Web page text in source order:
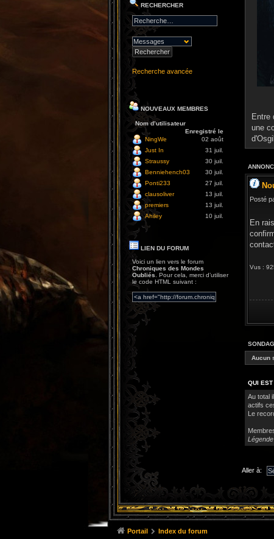
Entre
une
Posté
En
Vus :
Aucun
QUI
Au total
actifs
Le
Aller à:
RECHERCHER
Recherche avancée
NOUVEAUX MEMBRES
Nom d’utilisateur
Enregistré le
NingWe
02 août
Just In
31 juil.
Straussy
30 juil.
Benniehench03
30 juil.
Ponti233
27 juil.
clausoliver
13 juil.
premiers
13 juil.
Ahiley
10 juil.
LIEN DU FORUM
Voici un lien vers le forum
Chroniques des Mondes
Oubliés . Pour cela, merci d’utiliser
le code HTML suivant :
Portail Index du forum